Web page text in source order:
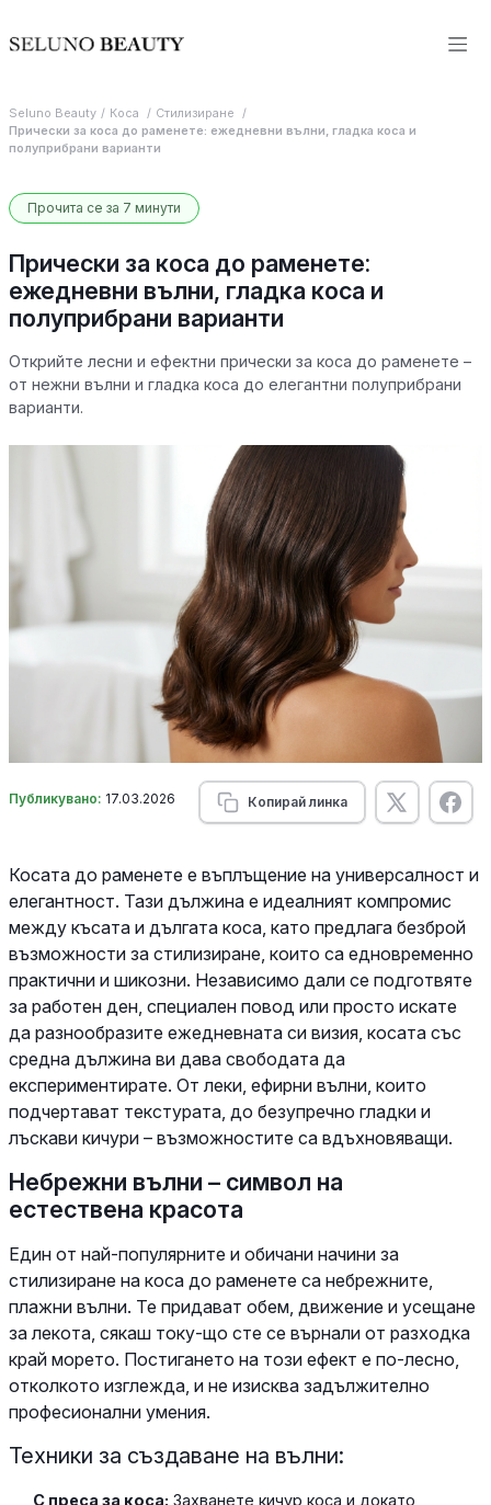
Seluno Beauty Коса
Стилизиране
Прически за коса до раменете: ежедневни вълни, гладка коса и
полуприбрани варианти
Прочита се за 7 минути
Прически за коса до раменете:
ежедневни вълни, гладка коса и
полуприбрани варианти
Открийте лесни и ефектни прически за коса до раменете –
от нежни вълни и гладка коса до елегантни полуприбрани
варианти.
Публикувано: 17.03.2026 Копирай линка
Косата до раменете е въплъщение на универсалност и
елегантност. Тази дължина е идеалният компромис
между късата и дългата коса, като предлага безброй
възможности за стилизиране, които са едновременно
практични и шикозни. Независимо дали се подготвяте
за работен ден, специален повод или просто искате
да разнообразите ежедневната си визия, косата със
средна дължина ви дава свободата да
експериментирате. От леки, ефирни вълни, които
подчертават текстурата, до безупречно гладки и
лъскави кичури – възможностите са вдъхновяващи.
Небрежни вълни – символ на
естествена красота
Един от най-популярните и обичани начини за
стилизиране на коса до раменете са небрежните,
плажни вълни. Те придават обем, движение и усещане
за лекота, сякаш току-що сте се върнали от разходка
край морето. Постигането на този ефект е по-лесно,
отколкото изглежда, и не изисква задължително
професионални умения.
Техники за създаване на вълни:
С преса за коса: Захванете кичур коса и докато